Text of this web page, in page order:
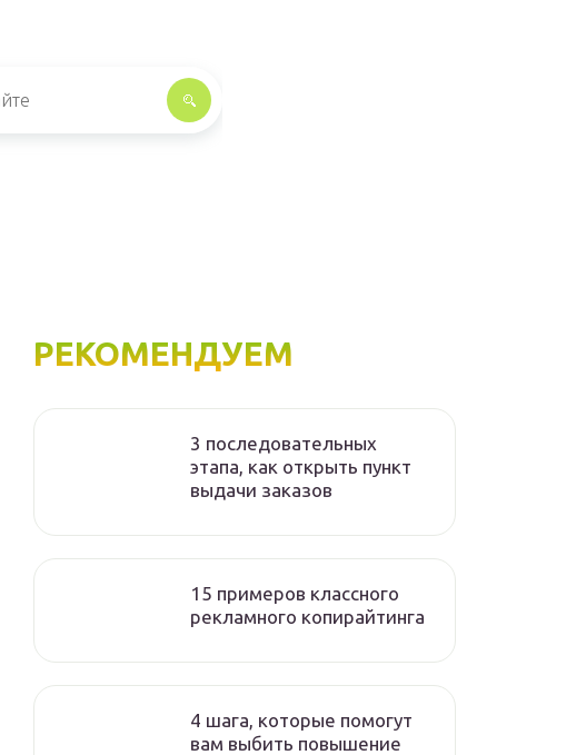
РЕКОМЕНДУЕМ
3 последовательных
этапа, как открыть пункт
выдачи заказов
15 примеров классного
рекламного копирайтинга
4 шага, которые помогут
вам выбить повышение